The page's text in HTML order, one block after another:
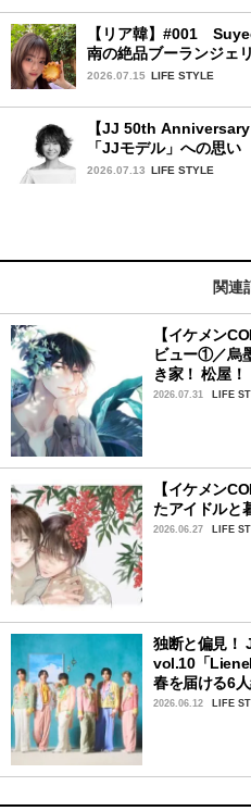
【リア韓】#001
南の絶品ブーランジェ
2026.07.15 LIFE STYLE
【JJ 50th
「JJモデル」への思い
2026.07.13 LIFE STYLE
関連
【イケメン
ビュー①／烏
き家！ 松屋！
2026.07.31 LIFE
【イケメン
たアイドルと
2026.06.27 LIFE
独断と偏見！
vol.10「
春を届ける6
2026.06.12 LIFE